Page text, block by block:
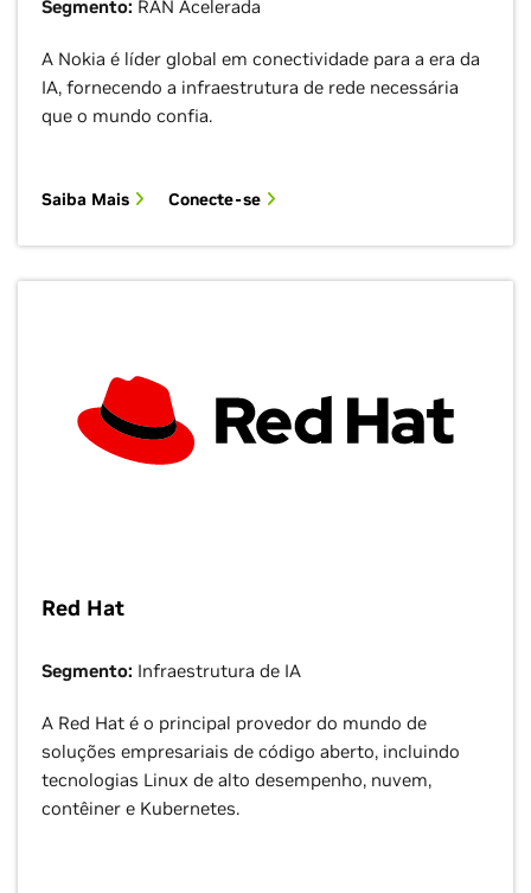
Segmento: RAN Acelerada
A Nokia é líder global em conectividade para a era da
IA, fornecendo a infraestrutura de rede necessária
que o mundo confia.
Saiba Mais Conecte-se
Red Hat
Segmento: Infraestrutura de IA
A Red Hat é o principal provedor do mundo de
soluções empresariais de código aberto, incluindo
tecnologias Linux de alto desempenho, nuvem,
contêiner e Kubernetes.